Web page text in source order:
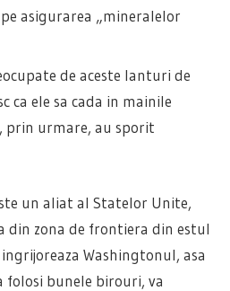
asigurarea „mineralelor
de aceste lanturi de
ca ele sa cada in mainile
prin urmare, au sporit
un aliat al Statelor Unite,
zona de frontiera din estul
Washingtonul, asa
folosi bunele birouri, va